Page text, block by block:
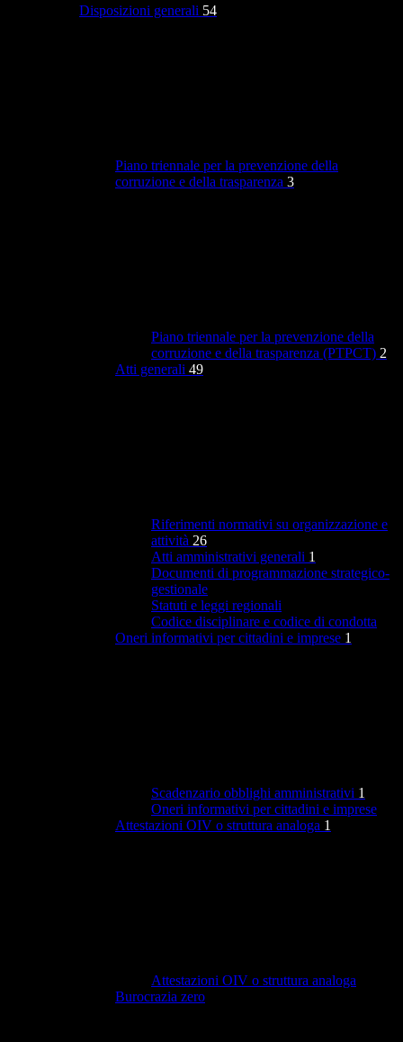
Disposizioni generali 54
Piano triennale per la prevenzione della
corruzione e della trasparenza 3
Piano triennale per la prevenzione della
corruzione e della trasparenza (PTPCT) 2
Atti generali 49
Riferimenti normativi su organizzazione e
attività 26
Atti amministrativi generali 1
Documenti di programmazione strategico-
gestionale
Statuti e leggi regionali
Codice disciplinare e codice di condotta
Oneri informativi per cittadini e imprese 1
Scadenzario obblighi amministrativi 1
Oneri informativi per cittadini e imprese
Attestazioni OIV o struttura analoga 1
Attestazioni OIV o struttura analoga
Burocrazia zero